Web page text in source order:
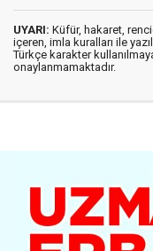
UYARI: Küfür, hakaret,
içeren, imla kuralları ile
Türkçe karakter
onaylanmamaktadır.